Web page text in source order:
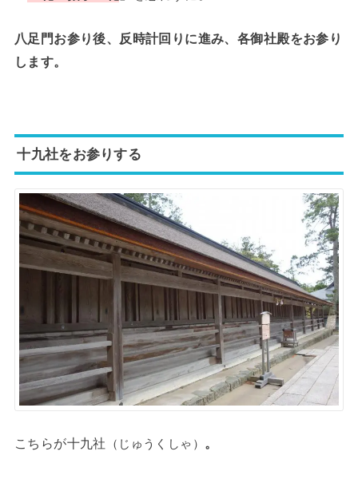
八足門お参り後、反時計回りに進み、各御社殿をお参り
します。
十九社をお参りする
こちらが十九社 （じゅうくしゃ） 。